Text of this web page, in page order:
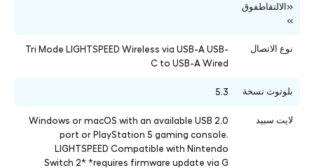
«الالتقاطفوق
»
نوع الاتصال
Tri Mode LIGHTSPEED Wireless via USB-A USB-
C to USB-A Wired
بلوتوث نسخة 5.3
لايت سبيد
Windows or macOS with an available USB 2.0
port or PlayStation 5 gaming console.
LIGHTSPEED Compatible with Nintendo
Switch 2* *requires firmware update via G